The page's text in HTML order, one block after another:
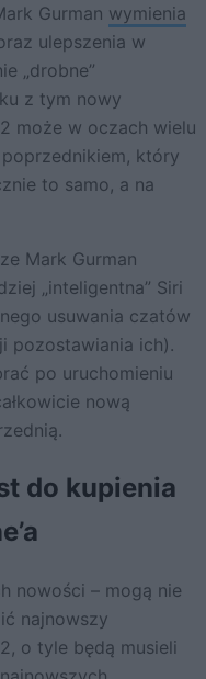
Gurman wymienia
ulepszenia w
„drobne”
z tym nowy
może w oczach wielu
który
to samo, a na
Mark Gurman
„inteligentna” Siri
usuwania czatów
pozostawiania ich).
po uruchomieniu
nową
do kupienia
nowości – mogą nie
najnowszy
o tyle będą musieli